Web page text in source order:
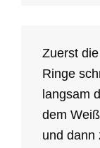
Zuerst
Ringe
langsam
dem
und dann